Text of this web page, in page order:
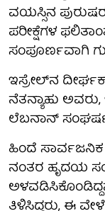
ವಯಸ್ಸಿನ
ಪರೀಕ್ಷೆಗಳ
ಸಂಪೂರ್ಣವಾಗಿ
ಇಸ್ರೇಲ್‌ನ
ನೆತನ್ಯಾಹು
ಲೆಬನಾನ್
ಹಿಂದೆ ಸಾರ್ವಜನಿಕ
ನಂತರ ಹೃದಯ